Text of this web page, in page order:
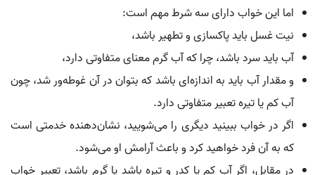
اما این خواب دارای سه شرط مهم است:
نیت غسل باید پاکسازی و تطهیر باشد،
آب باید سرد باشد، چرا که آب گرم معنای متفاوتی دارد،
و مقدار آب باید به اندازه‌ای باشد که بتوان در آن غوطه‌ور شد، چون
آب کم یا تیره تعبیر متفاوتی دارد.
اگر در خواب ببینید دیگری را می‌شویید، نشان‌دهنده خدمتی است
که به آن فرد خواهید کرد و باعث آرامش او می‌شود.
در مقابل، اگر آب کم یا کدر و تیره باشد یا گرم باشد، تعبیر خواب